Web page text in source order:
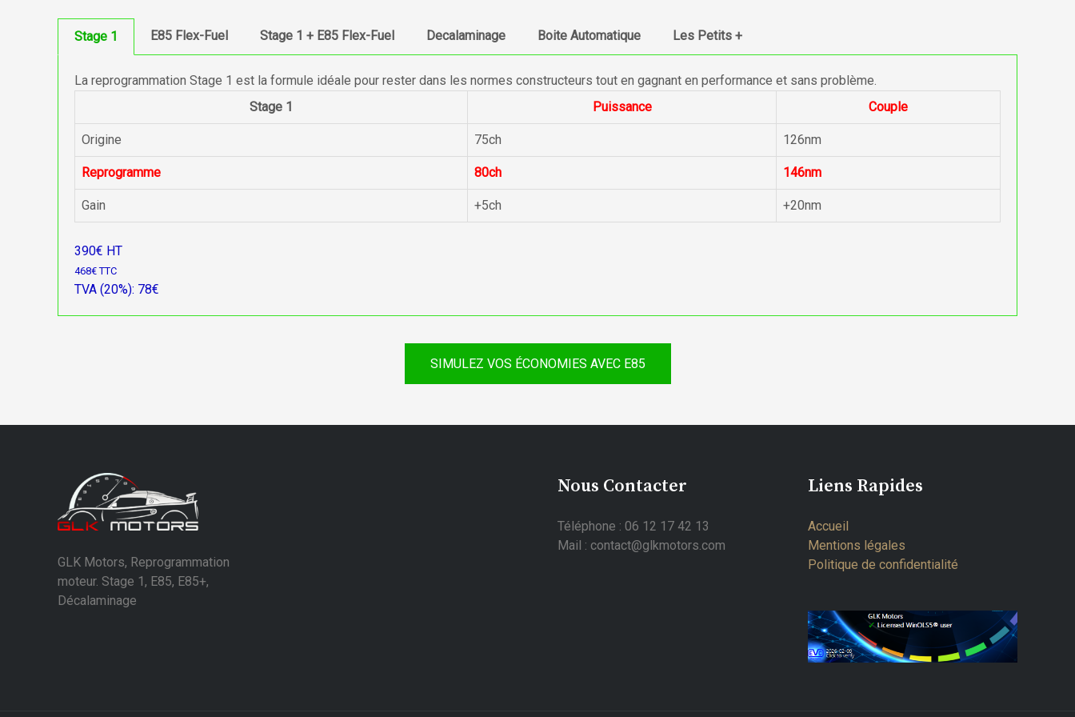
Stage 1 E85 Flex-Fuel Stage 1 + E85 Flex-Fuel Decalaminage Boite Automatique Les Petits +
La reprogrammation Stage 1 est la formule idéale pour rester dans les normes constructeurs tout en gagnant en performance et sans problème.
Stage 1
Puissance Couple
Origine 75ch 126nm
Reprogramme 80ch 146nm
Gain +5ch +20nm
390€ HT
468€ TTC
TVA (20%): 78€
SIMULEZ VOS ÉCONOMIES AVEC E85
GLK Motors, Reprogrammation
moteur. Stage 1, E85, E85+,
Décalaminage
Nous Contacter
Téléphone : 06 12 17 42 13
Mail : contact@glkmotors.com
Liens Rapides
Accueil
Mentions légales
Politique de confidentialité